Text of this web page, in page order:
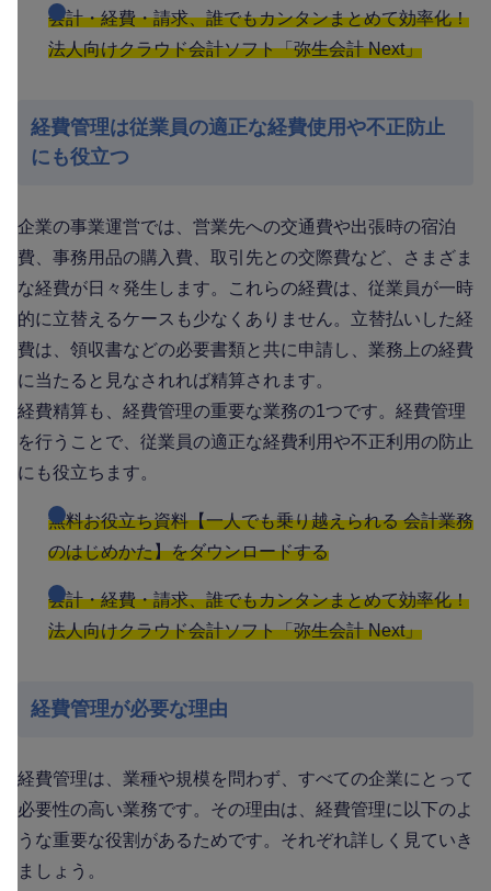
会計・経費・請求、誰でもカンタンまとめて効率化！
法人向けクラウド会計ソフト「弥生会計 Next」
経費管理は従業員の適正な経費使用や不正防止
にも役立つ
企業の事業運営では、営業先への交通費や出張時の宿泊
費、事務用品の購入費、取引先との交際費など、さまざま
な経費が日々発生します。これらの経費は、従業員が一時
的に立替えるケースも少なくありません。立替払いした経
費は、領収書などの必要書類と共に申請し、業務上の経費
に当たると見なされれば精算されます。
経費精算も、経費管理の重要な業務の1つです。経費管理
を行うことで、従業員の適正な経費利用や不正利用の防止
にも役立ちます。
無料お役立ち資料【一人でも乗り越えられる 会計業務
のはじめかた】をダウンロードする
会計・経費・請求、誰でもカンタンまとめて効率化！
法人向けクラウド会計ソフト「弥生会計 Next」
経費管理が必要な理由
経費管理は、業種や規模を問わず、すべての企業にとって
必要性の高い業務です。その理由は、経費管理に以下のよ
うな重要な役割があるためです。それぞれ詳しく見ていき
ましょう。